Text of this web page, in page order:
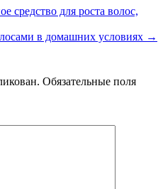
для роста волос,
в домашних условиях →
Обязательные поля